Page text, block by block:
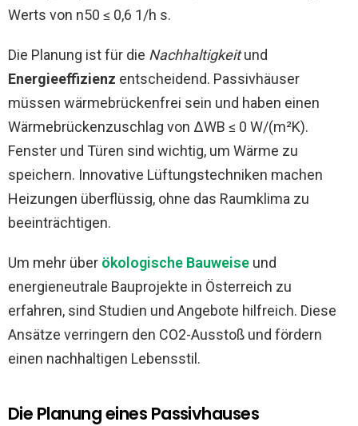
Werts von n50 ≤ 0,6 1/h s.
Die Planung ist für die Nachhaltigkeitund
Energieeffizienz entscheidend. Passivhäuser
müssen wärmebrückenfrei sein und haben einen
Wärmebrückenzuschlag von ΔWB ≤ 0 W/(m²K).
Fenster und Türen sind wichtig, um Wärme zu
speichern. Innovative Lüftungstechniken machen
Heizungen überflüssig, ohne das Raumklima zu
beeinträchtigen.
Um mehr über ökologische Bauweise und
energieneutrale Bauprojekte in Österreich zu
erfahren, sind Studien und Angebote hilfreich. Diese
Ansätze verringern den CO2-Ausstoß und fördern
einen nachhaltigen Lebensstil.
Die Planung eines Passivhauses